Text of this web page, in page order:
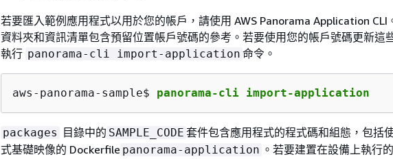
若要匯入範例應用程式以用於您的帳戶，請使用 AWS Panorama Application CLI
資料夾和資訊清單包含預留位置帳戶號碼的參考。若要使用您的帳戶號碼更新這
執行 panorama-cli import-application 命令。
aws-panorama-sample$ panorama-cli import-application
packages 目錄中的 SAMPLE_CODE 套件包含應用程式的程式碼和組態，包括
式基礎映像的 Dockerfile panorama-application 。若要建置在設備上執行